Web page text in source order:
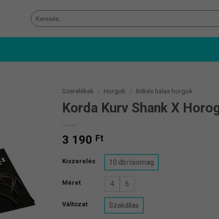
Keresés
a
Szerelékek / Horgok / Békés halas horgok
Korda Kurv Shank X
3 190 Ft
Kiszerelés 10 db/csomag
Méret 4 6
Változat Szakállas